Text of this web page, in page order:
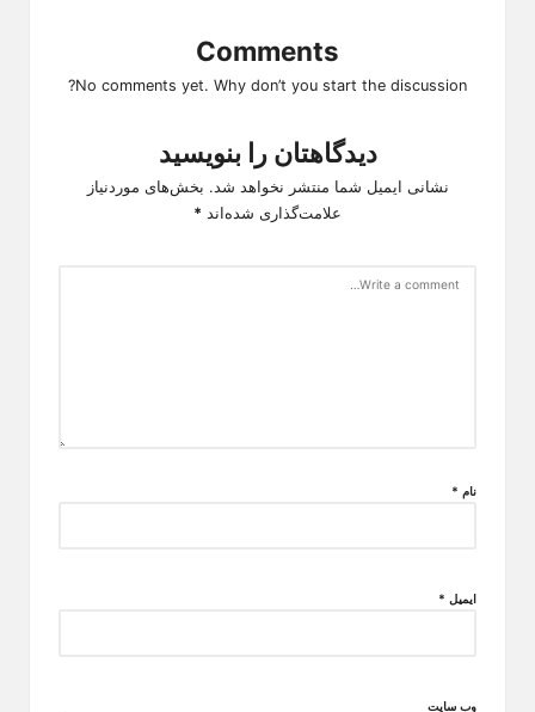
Comments
No comments yet. Why don’t you start the discussion?
دیدگاهتان را بنویسید
نشانی ایمیل شما منتشر نخواهد شد. بخش‌های موردنیاز
علامت‌گذاری شده‌اند *
نام *
ایمیل *
وب‌ سایت